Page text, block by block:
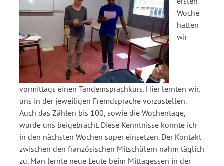
Woche
hatten
wir
vormittags einen Tandemsprachkurs. Hier lernten wir,
uns in der jeweiligen Fremdsprache vorzustellen.
Auch das Zählen bis 100, sowie die Wochentage,
wurde uns beigebracht. Diese Kenntnisse konnte ich
in den nächsten Wochen super einsetzen. Der Kontakt
zwischen den französischen Mitschülern nahm täglich
zu. Man lernte neue Leute beim Mittagessen in der